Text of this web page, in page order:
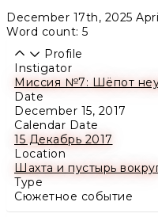
December 17th, 2025
Word count: 5
Profile
Instigator
Миссия №7: Шёпот
Date
December 15, 2017
Calendar Date
15 Декабрь 2017
Location
Шахта и пустырь
Type
Сюжетное событие